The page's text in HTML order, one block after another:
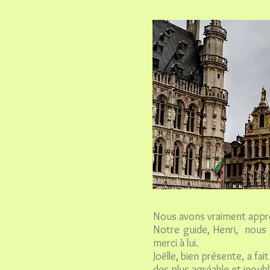
Nous avons vraiment
Notre guide, Henri, nous
merci à lui.
Joëlle, bien présente, a